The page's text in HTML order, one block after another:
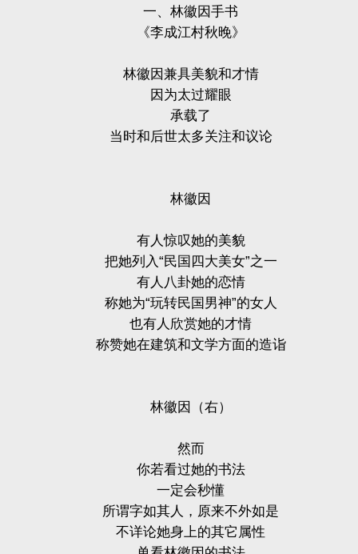
一、林徽因手书
《李成江村秋晚》
林徽因兼具美貌和才情
因为太过耀眼
承载了
当时和后世太多关注和议论
林徽因
有人惊叹她的美貌
把她列入“民国四大美女”之一
有人八卦她的恋情
称她为“玩转民国男神”的女人
也有人欣赏她的才情
称赞她在建筑和文学方面的造诣
林徽因（右）
然而
你若看过她的书法
一定会秒懂
所谓字如其人，原来不外如是
不详论她身上的其它属性